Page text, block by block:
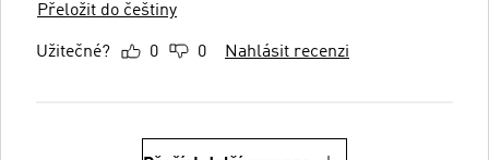
Přeložit do češtiny
Užitečné? 0 0 Nahlásit recenzi